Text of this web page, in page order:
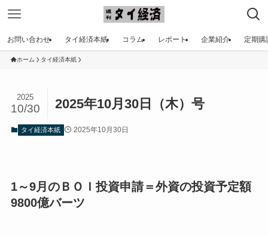
お問い合わせ タイ経済本紙 コラム レポート 企業紹介 定期購
ホーム タイ経済本紙
2025年10月30日（木）号
2025
10/30
タイ経済本紙 2025年10月30日
1～9月のＢＯＩ投資申請＝外資の投資予定額
9800億バーツ